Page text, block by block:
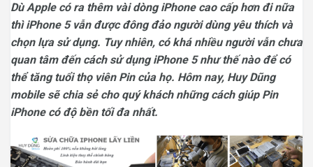
Dù Apple có ra thêm vài dòng iPhone cao cấp hơn đi nữa
thì iPhone 5 vẫn được đông đảo người dùng yêu thích và
chọn lựa sử dụng. Tuy nhiên, có khá nhiều người vẫn chưa
quan tâm đến cách sử dụng iPhone 5 như thế nào để có
thể tăng tuổi thọ viên Pin của họ. Hôm nay, Huy Dũng
mobile sẽ chia sẻ cho quý khách những cách giúp Pin
iPhone có độ bền tối đa nhất.